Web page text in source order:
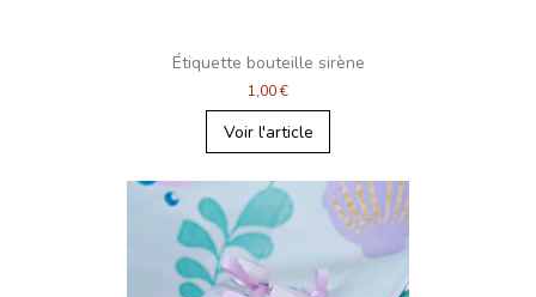
Étiquette bouteille sirène
1,00 €
Voir l'article